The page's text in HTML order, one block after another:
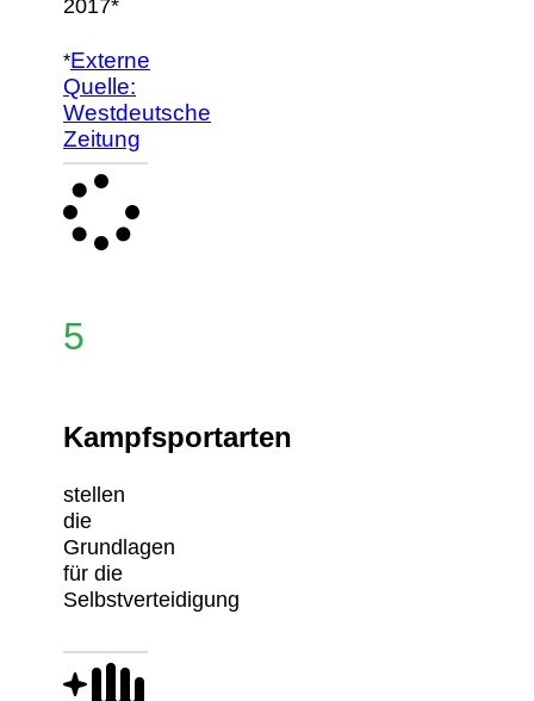
2017*
*Externe
Quelle:
Westdeutsche
Zeitung
5
Kampfsportarten
stellen
die
Grundlagen
für die
Selbstverteidigung